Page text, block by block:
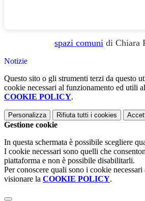
spazi comuni di Chiara
Notizie
Questo sito o gli strumenti terzi da questo
cookie necessari al funzionamento ed utili
COOKIE POLICY.
Personalizza Rifiuta tutti i cookies
Gestione cookie
In questa schermata è possibile scegliere
I cookie necessari sono quelli che
piattaforma e non è possibile disabilitarli.
Per conoscere quali sono i cookie
visionare la COOKIE POLICY.